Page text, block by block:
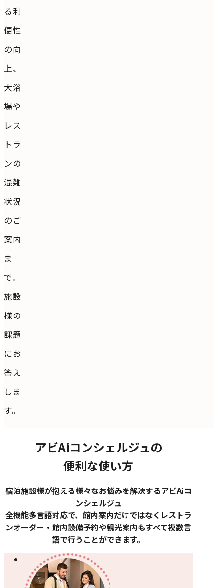
る利
便性
の向
上、
大浴
場や
レス
トラ
ンの
混雑
状況
のご
案内
ま
で。
施設
様の
課題
にお
答え
しま
す。
アビAiコンシェルジュの
便利な使い方
宿泊施設様が抱える様々なお悩みを解決するアビAiコ
ンシェルジュ
全機能多言語対応で、館内案内だけではなくレストラ
ンオーダー・館内設備予約や観光案内もすべて複数言
語で行うことができます。